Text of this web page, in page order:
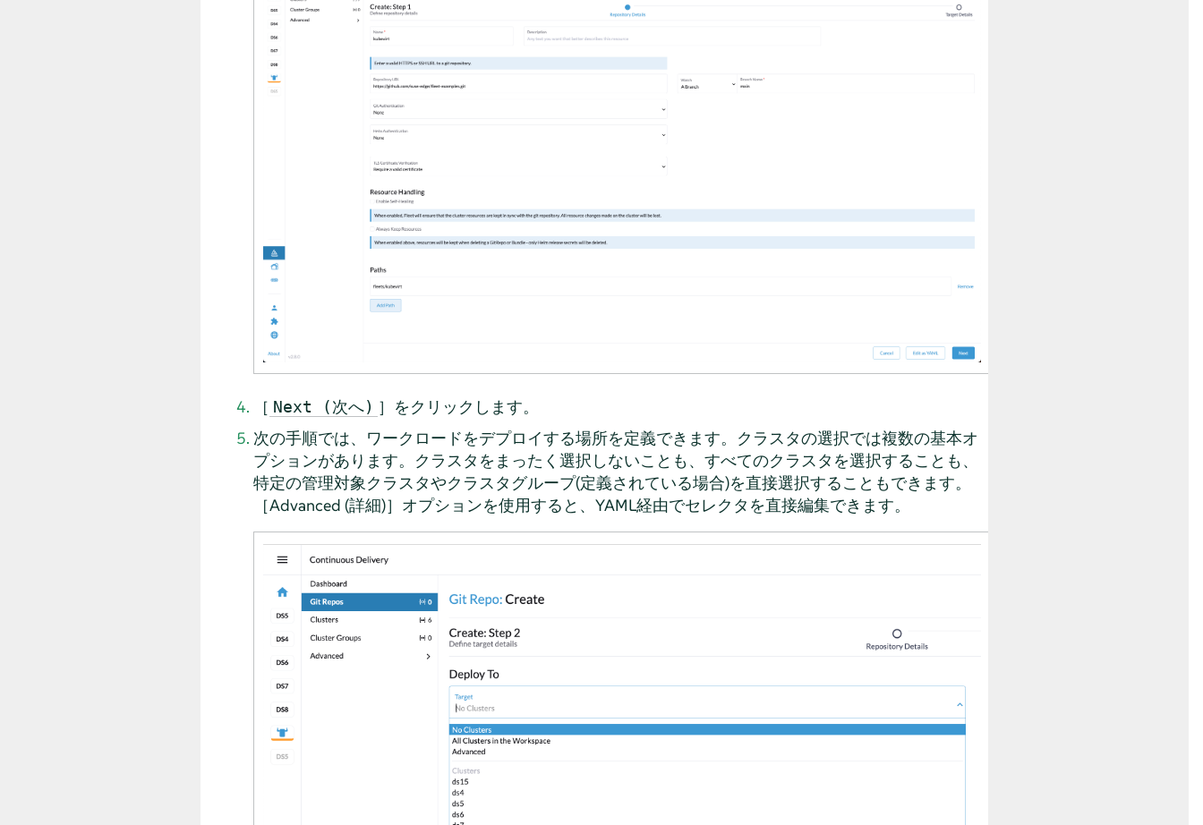
［ Next (次へ) ］をクリックします。
次の手順では、ワークロードをデプロイする場所を定義できます。クラスタの選択では複数の基本オ
プションがあります。クラスタをまったく選択しないことも、すべてのクラスタを選択することも、
特定の管理対象クラスタやクラスタグループ(定義されている場合)を直接選択することもできます。
［Advanced (詳細)］オプションを使用すると、YAML経由でセレクタを直接編集できます。